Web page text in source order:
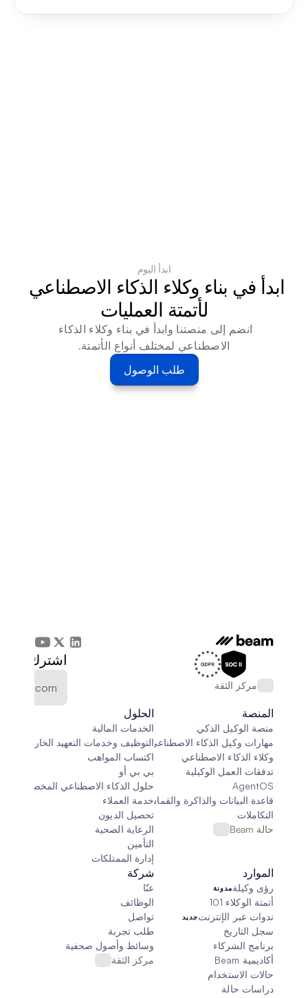
ابدأ اليوم
لأتمتة العمليات
الاصطناعي لمختلف أنواع الأتمتة.
طلب الوصول
مركز الثقة
اشترك في
المنصة
منصة الوكيل الذكي
مهارات وكيل الذكاء الاصطناعي
وكلاء الذكاء الاصطناعي
تدفقات العمل الوكيلية
AgentOS
قاعدة البيانات والذاكرة والقماش
التكاملات
حالة Beam
الحلول
الخدمات المالية
التوظيف وخدمات التعهيد الخارجي
اكتساب المواهب
بي بي أو
حلول الذكاء الاصطناعي المخصصة
خدمة العملاء
تحصيل الديون
الرعاية الصحية
التأمين
إدارة الممتلكات
الموارد
رؤى وكيلةمدونة
أتمتة الوكلاء 101
ندوات عبر الإنترنتجديد
سجل التاريخ
برنامج الشركاء
أكاديمية Beam
حالات الاستخدام
دراسات حالة
شركة
عنّا
الوظائف
تواصل
طلب تجربة
وسائط وأصول صحفية
مركز الثقة